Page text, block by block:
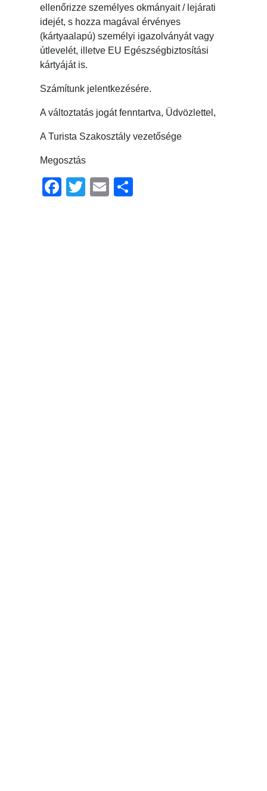
ellenőrizze személyes okmányait / lejárati
idejét, s hozza magával érvényes
(kártyaalapú) személyi igazolványát vagy
útlevelét, illetve EU Egészségbiztosítási
kártyáját is.
Számítunk jelentkezésére.
A változtatás jogát fenntartva, Üdvözlettel,
A Turista Szakosztály vezetősége
Megosztás
Facebook
TwitterEmail